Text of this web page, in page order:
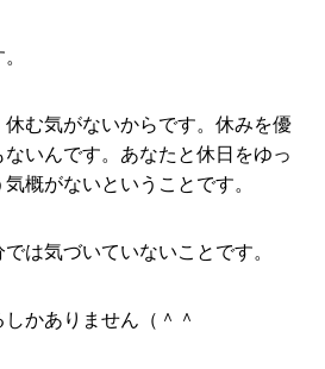
む気がないからです。休みを優
いんです。あなたと休日をゆっ
概がないということです。
は気づいていないことです。
かありません（＾＾